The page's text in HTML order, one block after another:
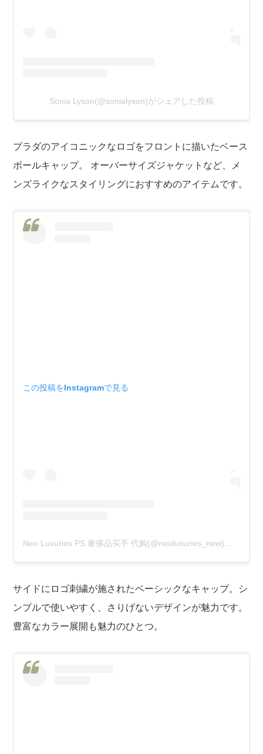
Sonia Lyson(@sonialyson)がシェアした投稿
プラダのアイコニックなロゴをフロントに描いたベース
ボールキャップ。 オーバーサイズジャケットなど、メ
ンズライクなスタイリングにおすすめのアイテムです。
この投稿をInstagramで見る
Neo Luxuries PS 奢侈品买手 代购(@neoluxuries_new)がシェアした投稿
サイドにロゴ刺繍が施されたベーシックなキャップ。シ
ンプルで使いやすく、さりげないデザインが魅力です。
豊富なカラー展開も魅力のひとつ。